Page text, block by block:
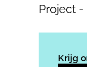
Project
Krijg